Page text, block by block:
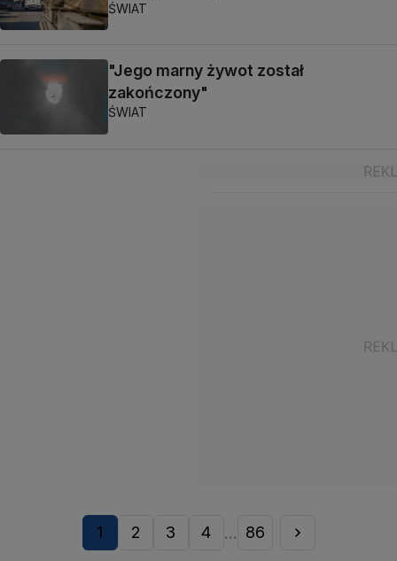
ŚWIAT
"Jego marny żywot został
zakończony"
ŚWIAT
1 2 3 4 ... 86